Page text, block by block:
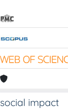
social impact